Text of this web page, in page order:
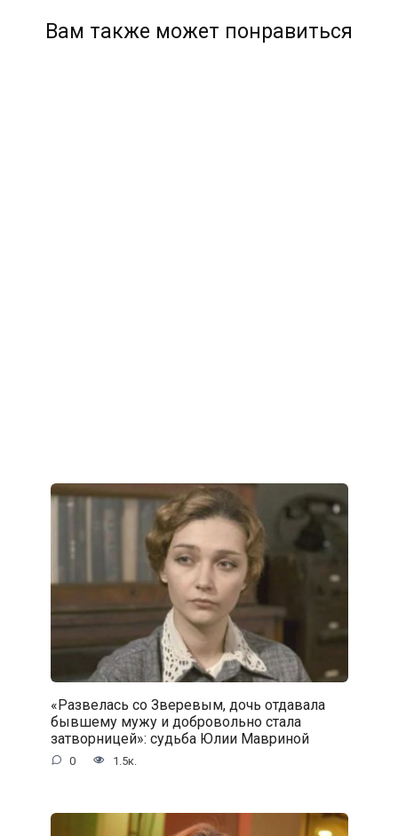
Вам также может понравиться
«Развелась со Зверевым, дочь отдавала
бывшему мужу и добровольно стала
затворницей»: судьба Юлии Мавриной
0 1.5к.